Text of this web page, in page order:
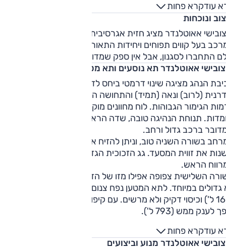
עודקרא פחות
ונוכחות
אאוטלנדר מציג חזית אגרסיבית וכוחנית, יש המון כרום,
בעל קווים תפוחים ויחידות התאורה מודרניות בהופעתן. לא
התחברו לסגנון, אבל אין ספק שמדובר ברכב מרשים למראה.
אאוטלנדר תא נוסעים ותא מטען
הנהג מציגה שינוי דרמטי ביחס לדור הקודם. ההופעה כאן
(לרוב) ונאה (תמיד) והתחושה הכללית עשירה, במיוחד
הגימור הגבוהות. לוח מחוונים מוקרן ותצוגה עילית הן
תנוחת הנהיגה טובה, שדה הראיה נדיב והתחושה היא
ברכב גדול ורחב.
בשורה השניה טוב, וניתן להזיח את המושבים קדימה-
את זווית המסעד. גג הזכוכית הגדול נאה אך גוזל מעט
הראש.
השלישית צפופה אפילו מזו של הדור הקודם ומתאימה
גדולים במיוחד. לתא המטען נפח צנום כשכל המושבים בשימוש
(160 ל') וכיסוי דקיק ולא מרשים. עם קיפול השורה השלישית הוא
לענק ממש (793 ל').
עודקרא פחות
אאוטלנדר מנוע וביצועים